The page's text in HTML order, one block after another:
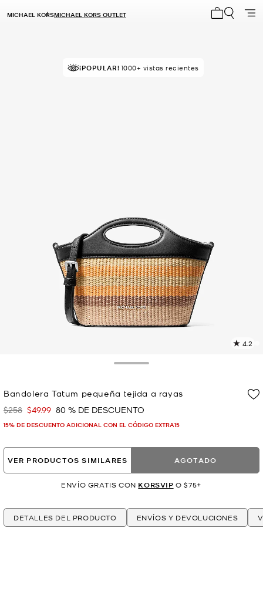
MICHAEL KORSMICHAEL KORS OUTLET
¡SOLICITADOS!30 vendidos
¡POPULAR! 1000+ vistas recientes
4.2
Bandolera Tatum pequeña tejida a rayas
Era
$258 Ahora
$49.99 80 % DE DESCUENTO
15% DE DESCUENTO ADICIONAL CON EL CÓDIGO EXTRA15
VER PRODUCTOS SIMILARES AGOTADO
ENVÍO GRATIS CON KORSVIP O $75+
DETALLES DEL PRODUCTO ENVÍOS Y DEVOLUCIONES